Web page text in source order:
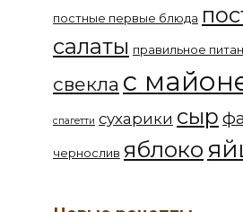
постные первые блюда
салаты правильное
свекла с
спагетти сухарики сыр
чернослив яблоко